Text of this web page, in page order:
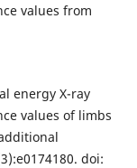
values from
energy X-ray
values of limbs
doi: